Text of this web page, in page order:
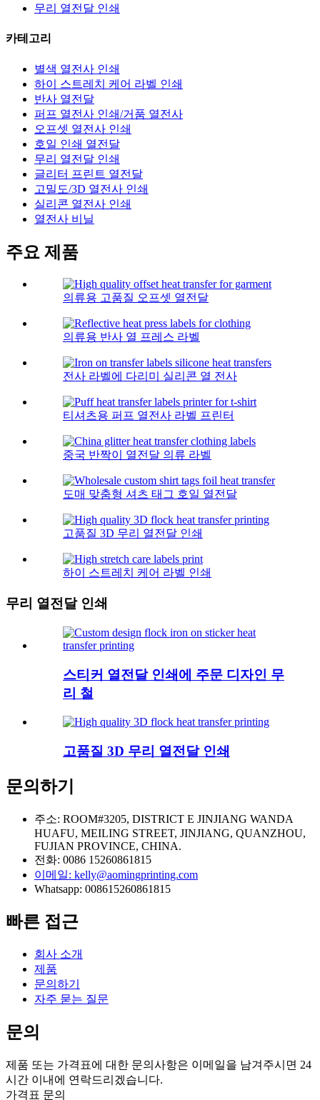
무리 열전달 인쇄
카테고리
별색 열전사 인쇄
하이 스트레치 케어 라벨 인쇄
반사 열전달
퍼프 열전사 인쇄/거품 열전사
오프셋 열전사 인쇄
호일 인쇄 열전달
무리 열전달 인쇄
글리터 프린트 열전달
고밀도/3D 열전사 인쇄
실리콘 열전사 인쇄
열전사 비닐
주요 제품
의류용 고품질 오프셋 열전달
의류용 반사 열 프레스 라벨
전사 라벨에 다리미 실리콘 열 전사
티셔츠용 퍼프 열전사 라벨 프린터
중국 반짝이 열전달 의류 라벨
도매 맞춤형 셔츠 태그 호일 열전달
고품질 3D 무리 열전달 인쇄
하이 스트레치 케어 라벨 인쇄
무리 열전달 인쇄
스티커 열전달 인쇄에 주문 디자인 무
리 철
고품질 3D 무리 열전달 인쇄
문의하기
주소: ROOM#3205, DISTRICT E JINJIANG WANDA
HUAFU, MEILING STREET, JINJIANG, QUANZHOU,
FUJIAN PROVINCE, CHINA.
전화: 0086 15260861815
이메일: kelly@aomingprinting.com
Whatsapp: 008615260861815
빠른 접근
회사 소개
제품
문의하기
자주 묻는 질문
문의
제품 또는 가격표에 대한 문의사항은 이메일을 남겨주시면 24
시간 이내에 연락드리겠습니다.
가격표 문의